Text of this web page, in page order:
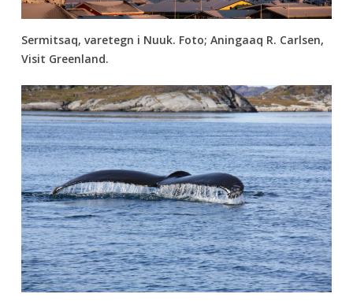
Sermitsaq, varetegn i Nuuk. Foto; Aningaaq R. Carlsen,
Visit Greenland.